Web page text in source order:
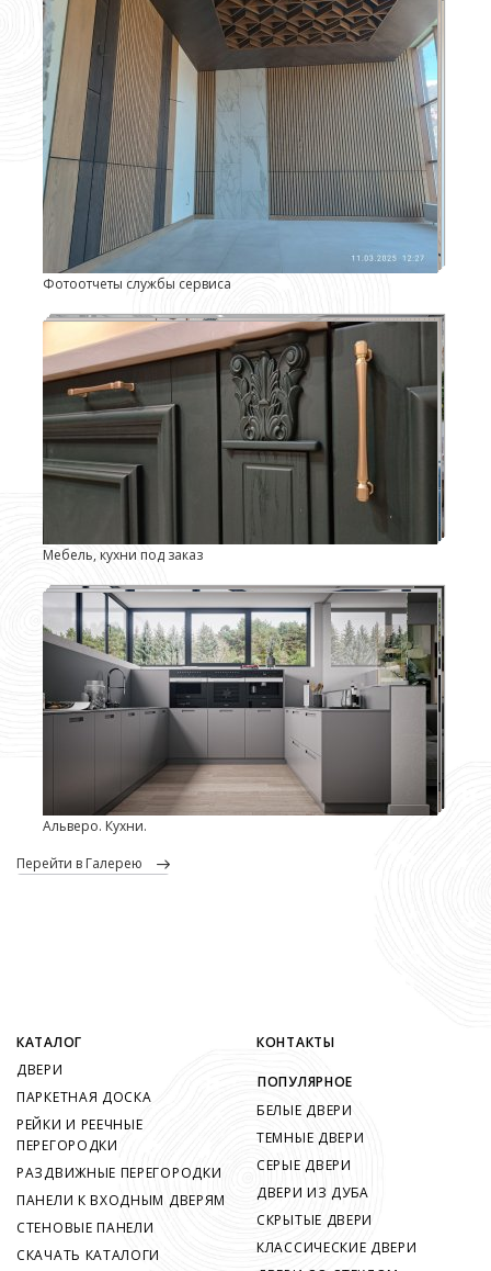
Фотоотчеты службы сервиса
Мебель, кухни под заказ
Альверо. Кухни.
перейти в Галерею
КАТАЛОГ
ДВЕРИ
ПАРКЕТНАЯ ДОСКА
РЕЙКИ И РЕЕЧНЫЕ
ПЕРЕГОРОДКИ
РАЗДВИЖНЫЕ ПЕРЕГОРОДКИ
ПАНЕЛИ К ВХОДНЫМ ДВЕРЯМ
СТЕНОВЫЕ ПАНЕЛИ
СКАЧАТЬ КАТАЛОГИ
КОНТАКТЫ
ПОПУЛЯРНОЕ
БЕЛЫЕ ДВЕРИ
ТЕМНЫЕ ДВЕРИ
СЕРЫЕ ДВЕРИ
ДВЕРИ ИЗ ДУБА
СКРЫТЫЕ ДВЕРИ
КЛАССИЧЕСКИЕ ДВЕРИ